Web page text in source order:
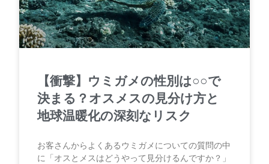
【衝撃】ウミガメの性別は○○で
決まる？オスメスの見分け方と
地球温暖化の深刻なリスク
お客さんからよくあるウミガメについての質問の中
に「オスとメスはどうやって見分けるんですか？」